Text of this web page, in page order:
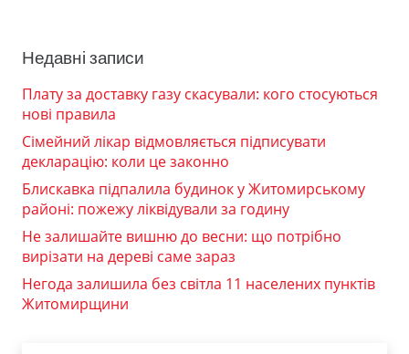
Недавні записи
Плату за доставку газу скасували: кого стосуються
нові правила
Сімейний лікар відмовляється підписувати
декларацію: коли це законно
Блискавка підпалила будинок у Житомирському
районі: пожежу ліквідували за годину
Не залишайте вишню до весни: що потрібно
вирізати на дереві саме зараз
Негода залишила без світла 11 населених пунктів
Житомирщини